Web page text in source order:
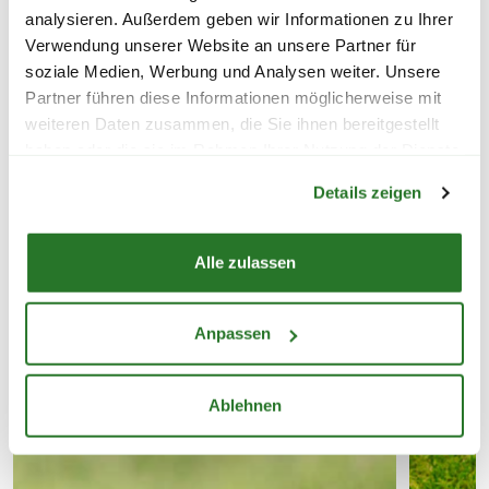
analysieren. Außerdem geben wir Informationen zu Ihrer
Verwendung unserer Website an unsere Partner für
soziale Medien, Werbung und Analysen weiter. Unsere
Partner führen diese Informationen möglicherweise mit
weiteren Daten zusammen, die Sie ihnen bereitgestellt
Details zeigen
Alle zulassen
Anpassen
Ablehnen
Lieferhinweise
KÖNNEN ENTSTEHEN
Rasen
5,99
Verschiedene
Varianten
Schattenrasen,
11,99
VERWANDTE KATEGORIEN